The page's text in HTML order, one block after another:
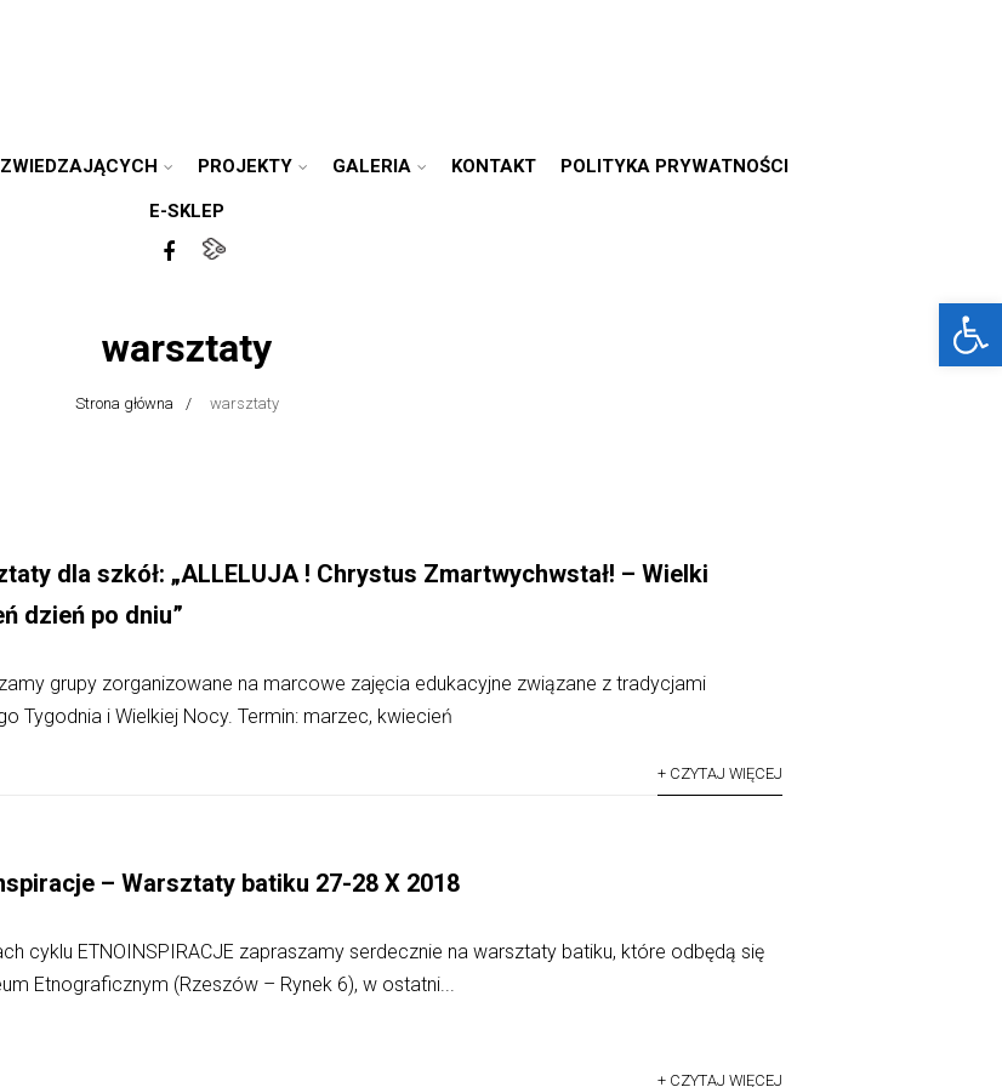
PROJEKTY GALERIA KONTAKT POLITYKA PRYWATNOŚCI
E-SKLEP
warsztaty
Strona główna warsztaty
dla szkół: „ALLELUJA ! Chrystus Zmartwychwstał! – Wielki
dzień po dniu”
grupy zorganizowane na marcowe zajęcia edukacyjne związane z tradycjami
Tygodnia i Wielkiej Nocy. Termin: marzec, kwiecień
+ CZYTAJ WIĘCEJ
– Warsztaty batiku 27-28 X 2018
cyklu ETNOINSPIRACJE zapraszamy serdecznie na warsztaty batiku, które odbędą się
Etnograficznym (Rzeszów – Rynek 6), w ostatni...
+ CZYTAJ WIĘCEJ